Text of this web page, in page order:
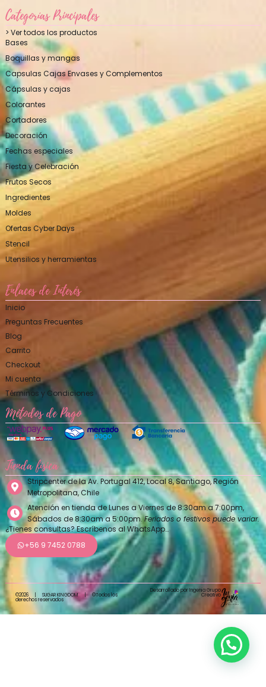
Categorías Principales
> Ver todos los productos
Bases
Boquillas y mangas
Capsulas Cajas Envases y Complementos
Cápsulas y cajas
Colorantes
Cortadores
Decoración
Fechas especiales
Fiesta y Celebración
Frutos Secos
Ingredientes
Moldes
Ofertas Cyber Days
Stencil
Utensilios y herramientas
Enlaces de Interés
Inicio
Preguntas Frecuentes
Blog
Carrito
Checkout
Mi cuenta
Términos y Condiciones
Métodos de Pago
Tienda física
Stripcenter de la Av. Portugal 412, Local 8, Santiago, Región
Metropolitana, Chile
Atención en tienda de Lunes a Viernes de 8:30am a 7:00pm,
Sábados de 8:30am a 5:00pm.Feriados o festivos puede variar.
¿Tienes consultas? Escríbenos al WhatsApp…
+56 9 7452 0788
©2026 SUGAR KINGDOM | ©Todos los
derechos reservados
Desarrollado por Ingenia Grupo
Creativo